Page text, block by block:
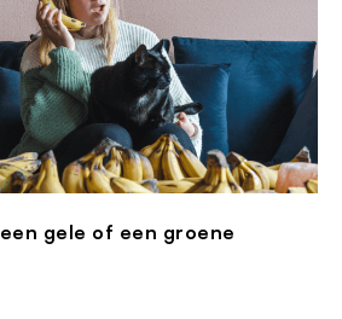
gele of een groene